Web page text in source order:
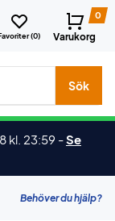
(0)
0
Varukorg
Sök
kl. 23:59 -Se
Behöver du hjälp?